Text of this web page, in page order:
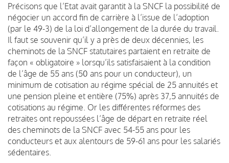
Précisons que l’Etat avait garantit à la SNCF la possibilité de
négocier un accord fin de carrière à l’issue de l’adoption
(par le 49-3) de la loi d’allongement de la durée du travail.
Il faut se souvenir qu’il y a près de deux décennies, les
cheminots de la SNCF statutaires partaient en retraite de
façon « obligatoire » lorsqu’ils satisfaisaient à la condition
de l’âge de 55 ans (50 ans pour un conducteur), un
minimum de cotisation au régime spécial de 25 annuités et
une pension pleine et entière (75%) après 37,5 annuités de
cotisations au régime. Or les différentes réformes des
retraites ont repoussées l’âge de départ en retraite réel
des cheminots de la SNCF avec 54-55 ans pour les
conducteurs et aux alentours de 59-61 ans pour les salariés
sédentaires.